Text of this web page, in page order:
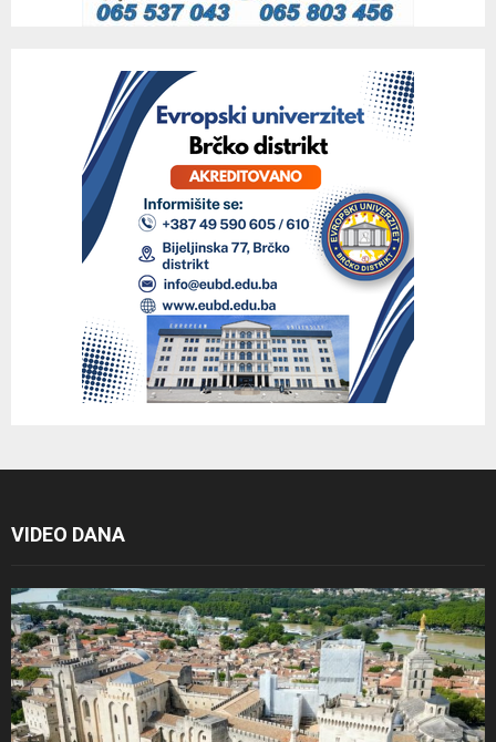
VIDEO DANA